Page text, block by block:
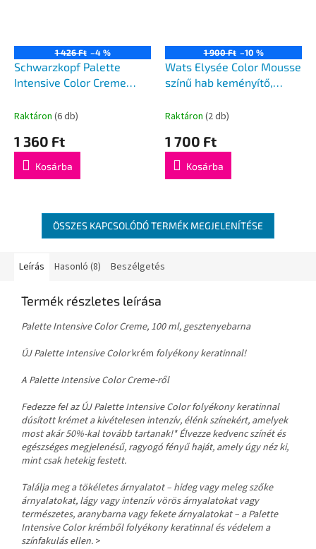
1 426 Ft –4 %
Schwarzkopf Palette
Intensive Color Creme
Raktáron (6 db)
1 360 Ft
Kosárba
1 900 Ft –10 %
Wats Elysée Color Mousse
színű hab keményítő,
Raktáron (2 db)
1 700 Ft
Kosárba
ÖSSZES KAPCSOLÓDÓ TERMÉK MEGJELENÍTÉSE
Leírás Hasonló (8) Beszélgetés
Termék részletes leírása
Palette Intensive Color Creme, 100 ml, gesztenyebarna
ÚJ Palette Intensive Colorkrém folyékony keratinnal!
A Palette Intensive Color Creme-ről
Fedezze fel az ÚJ Palette Intensive Color folyékony keratinnal
dúsított krémet a kivételesen intenzív, élénk színekért, amelyek
most akár 50%-kal tovább tartanak!* Élvezze kedvenc színét és
egészséges megjelenésű, ragyogó fényű haját, amely úgy néz ki,
mint csak hetekig festett.
Találja meg a tökéletes árnyalatot – hideg vagy meleg szőke
árnyalatokat, lágy vagy intenzív vörös árnyalatokat vagy
természetes, aranybarna vagy fekete árnyalatokat – a Palette
Intensive Color krémből folyékony keratinnal és védelem a
színfakulás ellen. >